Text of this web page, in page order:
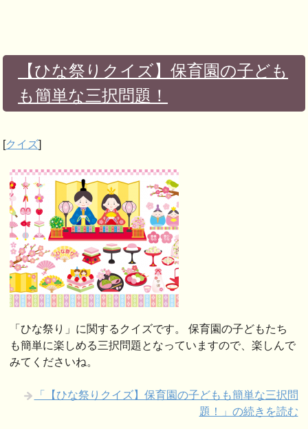
【ひな祭りクイズ】保育園の子ども
も簡単な三択問題！
[クイズ]
「ひな祭り」に関するクイズです。 保育園の子どもたち
も簡単に楽しめる三択問題となっていますので、楽しんで
みてくださいね。
「【ひな祭りクイズ】保育園の子どもも簡単な三択問
題！」の続きを読む